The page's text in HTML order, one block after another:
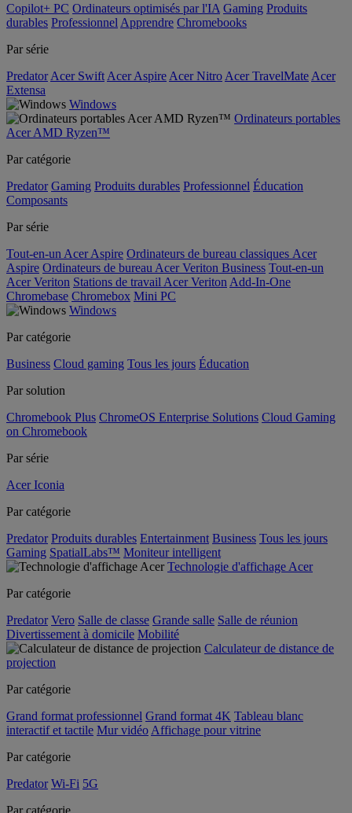
Copilot+ PC Ordinateurs optimisés par l'IA Gaming Produits
durables Professionnel Apprendre Chromebooks
Par série
Predator Acer Swift Acer Aspire Acer Nitro Acer TravelMate Acer
Extensa
Windows
Ordinateurs portables
Acer AMD Ryzen™
Par catégorie
Predator Gaming Produits durables Professionnel Éducation
Composants
Par série
Tout-en-un Acer Aspire Ordinateurs de bureau classiques Acer
Aspire Ordinateurs de bureau Acer Veriton Business Tout-en-un
Acer Veriton Stations de travail Acer Veriton Add-In-One
Chromebase Chromebox Mini PC
Windows
Par catégorie
Business Cloud gaming Tous les jours Éducation
Par solution
Chromebook Plus ChromeOS Enterprise Solutions Cloud Gaming
on Chromebook
Par série
Acer Iconia
Par catégorie
Predator Produits durables Entertainment Business Tous les jours
Gaming SpatialLabs™ Moniteur intelligent
Technologie d'affichage Acer
Par catégorie
Predator Vero Salle de classe Grande salle Salle de réunion
Divertissement à domicile Mobilité
Calculateur de distance de
projection
Par catégorie
Grand format professionnel Grand format 4K Tableau blanc
interactif et tactile Mur vidéo Affichage pour vitrine
Par catégorie
Predator Wi-Fi 5G
Par catégorie